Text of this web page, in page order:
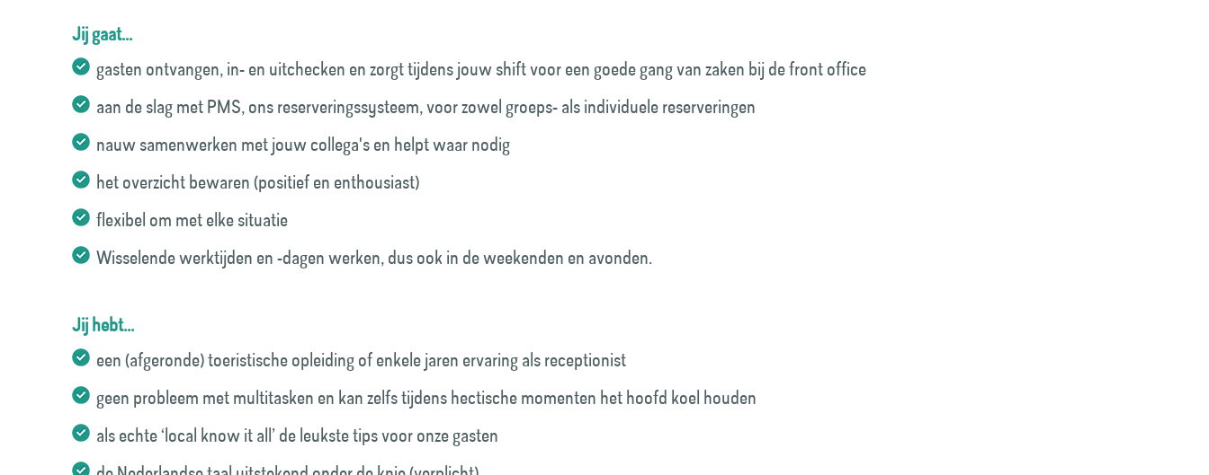
Jij gaat...
gasten ontvangen, in- en uitchecken en zorgt tijdens jouw shift voor een goede gang van zaken bij de front office
aan de slag met PMS, ons reserveringssysteem, voor zowel groeps- als individuele reserveringen
nauw samenwerken met jouw collega's en helpt waar nodig
het overzicht bewaren (positief en enthousiast)
flexibel om met elke situatie
Wisselende werktijden en -dagen werken, dus ook in de weekenden en avonden.
Jij hebt...
een (afgeronde) toeristische opleiding of enkele jaren ervaring als receptionist
geen probleem met multitasken en kan zelfs tijdens hectische momenten het hoofd koel houden
als echte ‘local know it all’ de leukste tips voor onze gasten